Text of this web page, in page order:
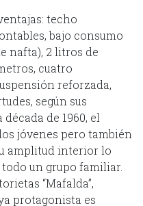
techo
bajo consumo
nafta), 2 litros de
cuatro
reforzada,
según sus
de 1960, el
jóvenes pero también
amplitud interior lo
un grupo familiar.
“Mafalda”,
protagonista es